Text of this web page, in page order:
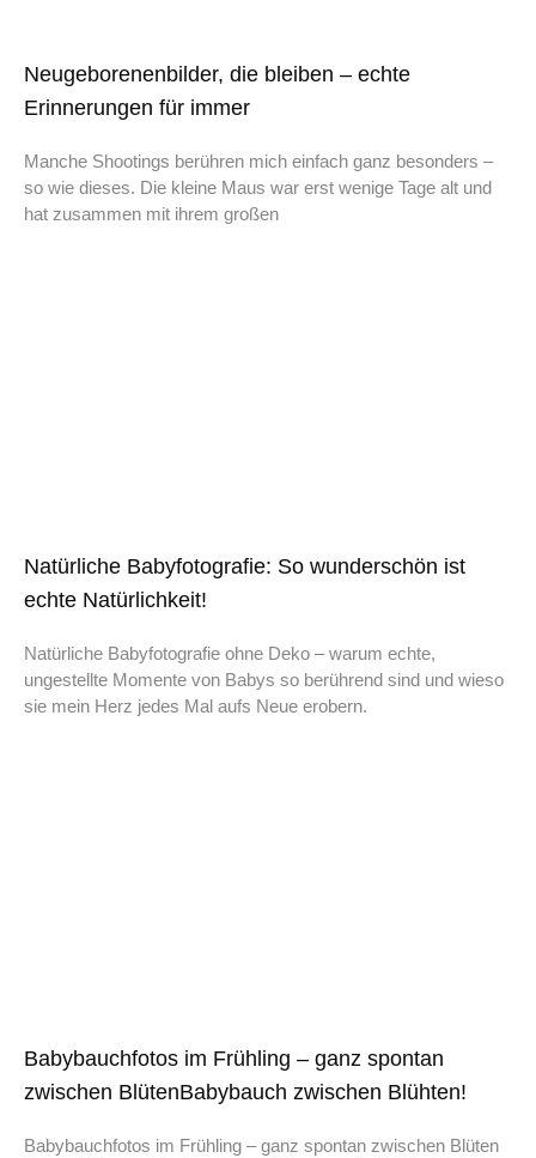
Neugeborenenbilder, die bleiben – echte
Erinnerungen für immer
Manche Shootings berühren mich einfach ganz besonders –
so wie dieses. Die kleine Maus war erst wenige Tage alt und
hat zusammen mit ihrem großen
Natürliche Babyfotografie: So wunderschön ist
echte Natürlichkeit!
Natürliche Babyfotografie ohne Deko – warum echte,
ungestellte Momente von Babys so berührend sind und wieso
sie mein Herz jedes Mal aufs Neue erobern.
Babybauchfotos im Frühling – ganz spontan
zwischen BlütenBabybauch zwischen Blühten!
Babybauchfotos im Frühling – ganz spontan zwischen Blüten